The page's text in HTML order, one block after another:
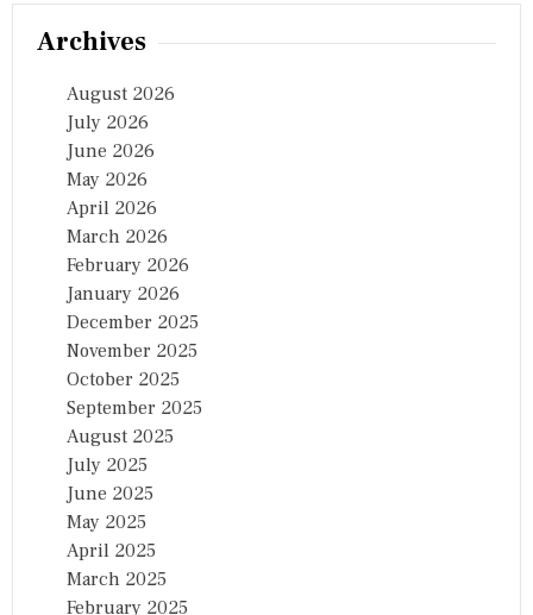
Archives
August 2026
July 2026
June 2026
May 2026
April 2026
March 2026
February 2026
January 2026
December 2025
November 2025
October 2025
September 2025
August 2025
July 2025
June 2025
May 2025
April 2025
March 2025
February 2025